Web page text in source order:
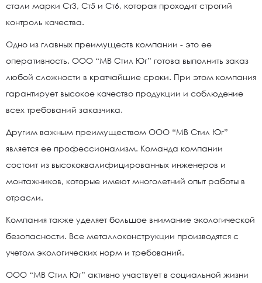
стали марки Ст3, Ст5 и Ст6, которая проходит строгий
контроль качества.
Одно из главных преимуществ компании - это ее
оперативность. ООО “МВ Стил Юг” готова выполнить заказ
любой сложности в кратчайшие сроки. При этом компания
гарантирует высокое качество продукции и соблюдение
всех требований заказчика.
Другим важным преимуществом ООО “МВ Стил Юг”
является ее профессионализм. Команда компании
состоит из высококвалифицированных инженеров и
монтажников, которые имеют многолетний опыт работы в
отрасли.
Компания также уделяет большое внимание экологической
безопасности. Все металлоконструкции производятся с
учетом экологических норм и требований.
ООО “МВ Стил Юг” активно участвует в социальной жизни